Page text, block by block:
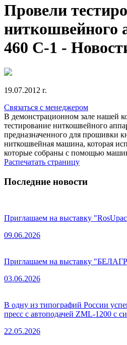
Провели
ниткошвейного
460 С-1 -
19.07.2012 г.
Связаться с менеджером
В демонстрационном зале нашей
тестирование ниткошвейного
предназначенного для прошивки
ниткошвейная машина, которая
которые собраны с помощью
Распечатать страницу
Последние новости
Приглашаем на выставку
09.06.2026
Приглашаем на выставку
03.06.2026
В одну из типографий России
пресс с автоподачей ZML-1200 с
22.05.2026